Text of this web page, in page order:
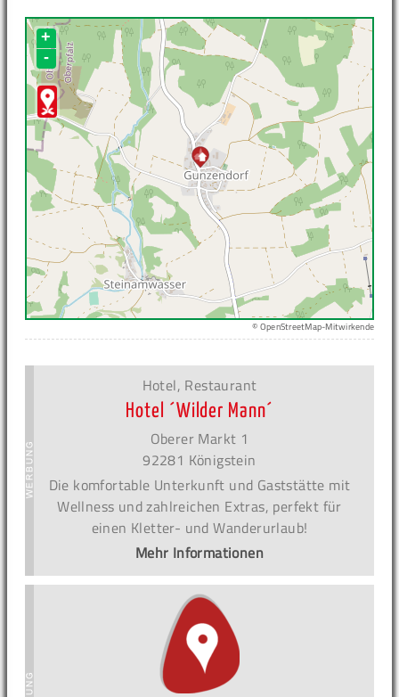
+
-
© OpenStreetMap-Mitwirkende
Hotel, Restaurant
Hotel ´Wilder Mann´
Oberer Markt 1
92281 Königstein
Die komfortable Unterkunft und Gaststätte mit
Wellness und zahlreichen Extras, perfekt für
einen Kletter- und Wanderurlaub!
Mehr Informationen